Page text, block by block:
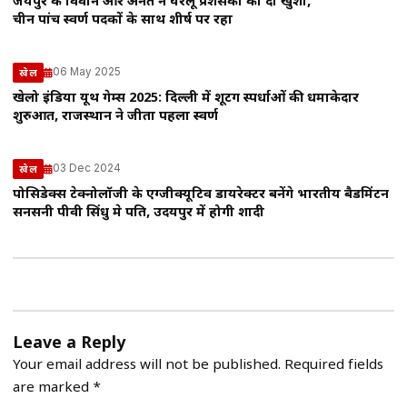
चीन पांच स्वर्ण पदकों के साथ शीर्ष पर रहा
खेल 06 May 2025
खेलो इंडिया यूथ गेम्स 2025: दिल्ली में शूटिंग स्पर्धाओं की धमाकेदार
शुरुआत, राजस्थान ने जीता पहला स्वर्ण
खेल 03 Dec 2024
पोसिडेक्स टेक्नोलॉजी के एग्जीक्यूटिव डायरेक्टर बनेंगे भारतीय बैडमिंटन
सनसनी पीवी सिंधु मे पति, उदयपुर में होगी शादी
Leave a Reply
Your email address will not be published. Required fields
are marked *